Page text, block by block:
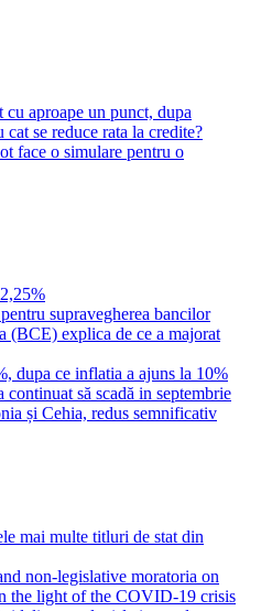
aproape un punct, dupa
se reduce rata la credite?
face o simulare pentru o
supravegherea bancilor
(BCE) explica de ce a majorat
dupa ce inflatia a ajuns la 10%
să scadă in septembrie
și Cehia, redus semnificativ
mai multe titluri de stat din
non-legislative moratoria on
the light of the COVID-19 crisis